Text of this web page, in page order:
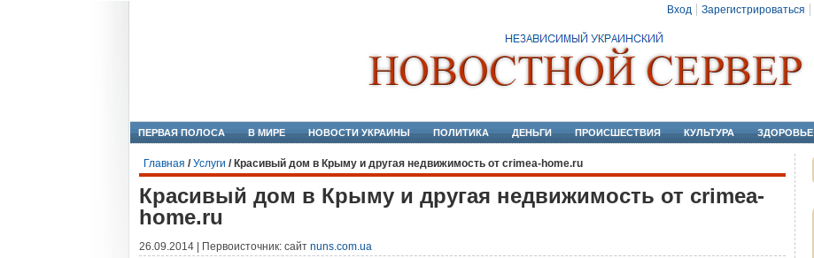
Вход Зарегистрироваться
ПЕРВАЯ ПОЛОСА В МИРЕ НОВОСТИ УКРАИНЫ ПОЛИТИКА ДЕНЬГИ ПРОИСШЕСТВИЯ КУЛЬТУРА ЗДОРОВЬЕ
Главная /Услуги / Красивый дом в Крыму и другая недвижимость от crimea-home.ru
Красивый дом в Крыму и другая недвижимость от crimea-
home.ru
26.09.2014 | Первоисточник: сайт nuns.com.ua